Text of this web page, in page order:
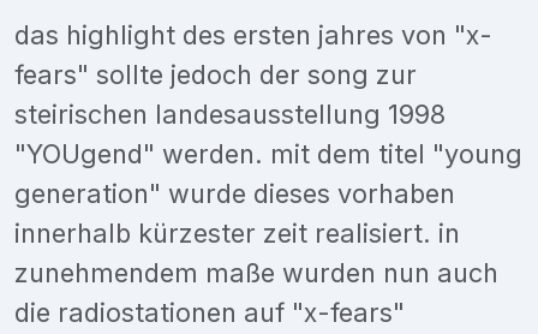
das highlight des ersten jahres von "x-
fears" sollte jedoch der song zur
steirischen landesausstellung 1998
"YOUgend" werden. mit dem titel "young
generation" wurde dieses vorhaben
innerhalb kürzester zeit realisiert. in
zunehmendem maße wurden nun auch
die radiostationen auf "x-fears"